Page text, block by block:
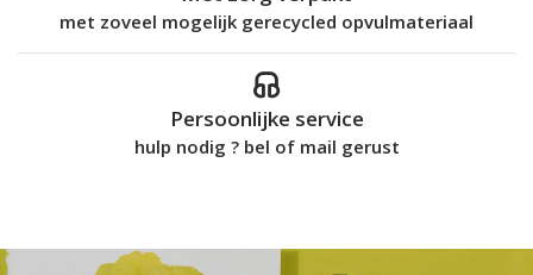
met zoveel mogelijk gerecycled opvulmateriaal
Persoonlijke service
hulp nodig ? bel of mail gerust